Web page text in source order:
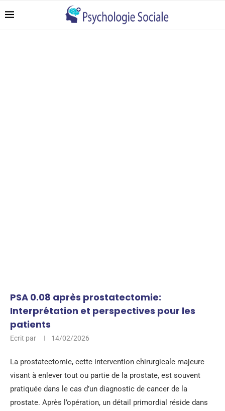
PSA 0.08 après prostatectomie:
Interprétation et perspectives pour les
patients
Ecrit par 14/02/2026
La prostatectomie, cette intervention chirurgicale majeure
visant à enlever tout ou partie de la prostate, est souvent
pratiquée dans le cas d’un diagnostic de cancer de la
prostate. Après l’opération, un détail primordial réside dans